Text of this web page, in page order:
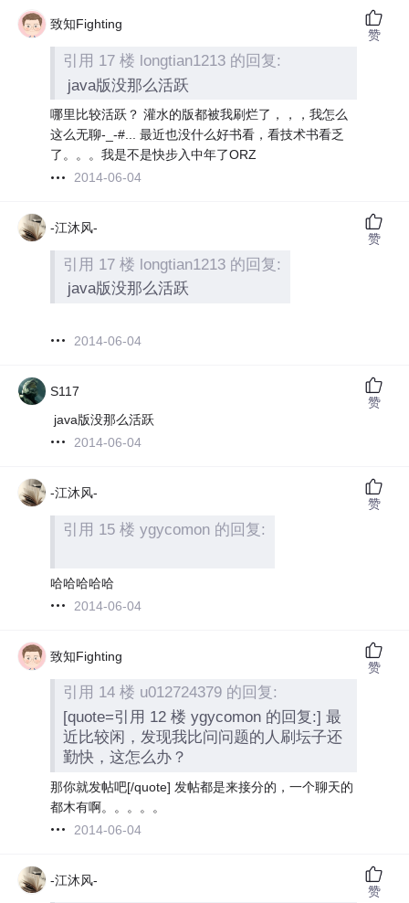
致知Fighting
引用 17 楼 longtian1213 的回复:
java版没那么活跃
哪里比较活跃？ 灌水的版都被我刷烂了，，，我怎么
这么无聊-_-#... 最近也没什么好书看，看技术书看乏
了。。。我是不是快步入中年了ORZ
2014-06-04
赞
-江沐风-
引用 17 楼 longtian1213 的回复:
java版没那么活跃
2014-06-04
赞
S117
java版没那么活跃
2014-06-04
赞
-江沐风-
引用 15 楼 ygycomon 的回复:
哈哈哈哈哈
2014-06-04
赞
致知Fighting
引用 14 楼 u012724379 的回复:
[quote=引用 12 楼 ygycomon 的回复:] 最
近比较闲，发现我比问问题的人刷坛子还
勤快，这怎么办？
那你就发帖吧[/quote] 发帖都是来接分的，一个聊天的
都木有啊。。。。。
2014-06-04
赞
-江沐风-
赞